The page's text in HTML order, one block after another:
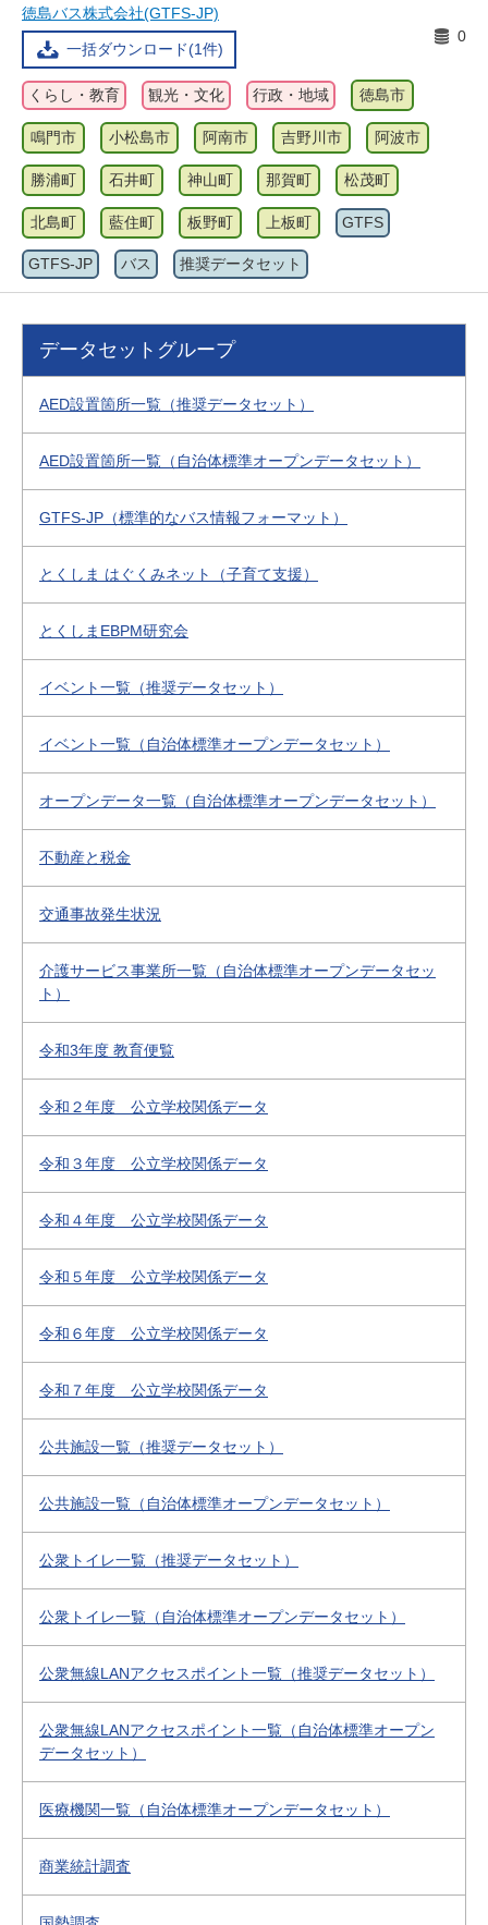
徳島バス株式会社(GTFS-JP)
一括ダウンロード(1件)
0
くらし・教育 観光・文化 行政・地域 徳島市
鳴門市 小松島市 阿南市 吉野川市 阿波市
勝浦町 石井町 神山町 那賀町 松茂町
北島町 藍住町 板野町 上板町 GTFS
GTFS-JP バス 推奨データセット
データセットグループ
AED設置箇所一覧（推奨データセット）
AED設置箇所一覧（自治体標準オープンデータセット）
GTFS-JP（標準的なバス情報フォーマット）
とくしま はぐくみネット（子育て支援）
とくしまEBPM研究会
イベント一覧（推奨データセット）
イベント一覧（自治体標準オープンデータセット）
オープンデータ一覧（自治体標準オープンデータセット）
不動産と税金
交通事故発生状況
介護サービス事業所一覧（自治体標準オープンデータセッ
ト）
令和3年度 教育便覧
令和２年度 公立学校関係データ
令和３年度 公立学校関係データ
令和４年度 公立学校関係データ
令和５年度 公立学校関係データ
令和６年度 公立学校関係データ
令和７年度 公立学校関係データ
公共施設一覧（推奨データセット）
公共施設一覧（自治体標準オープンデータセット）
公衆トイレ一覧（推奨データセット）
公衆トイレ一覧（自治体標準オープンデータセット）
公衆無線LANアクセスポイント一覧（推奨データセット）
公衆無線LANアクセスポイント一覧（自治体標準オープン
データセット）
医療機関一覧（自治体標準オープンデータセット）
商業統計調査